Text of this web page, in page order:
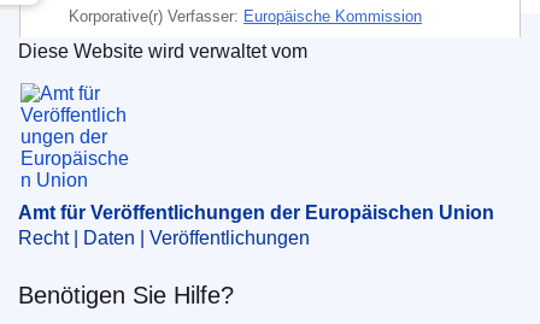
Korporative(r) Verfasser: Europäische Kommission
Kasachstan
CELEX : 32009D0025
ELI :
Amt für Veröffentlichungen der Europäischen
Diese Website wird verwaltet vom
Amt für Veröffentlichungen der Europäischen Union
Recht | Daten | Veröffentlichungen
Benötigen Sie Hilfe?